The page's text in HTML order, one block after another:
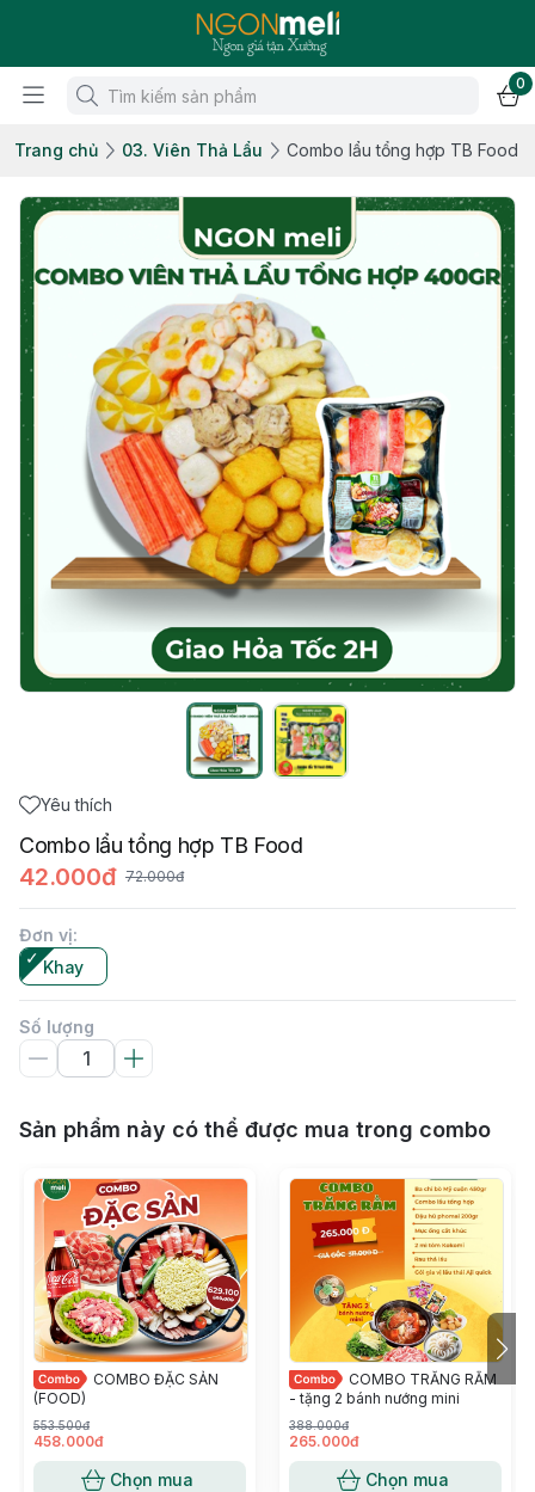
0
Trang chủ 03. Viên Thả Lẩu Combo lẩu tổng hợp TB Food
Yêu thích
Combo lẩu tổng hợp TB Food
42.000đ 72.000đ
Đơn vị:
Khay
Số lượng
Sản phẩm này có thể được mua trong combo
COMBO ĐẶC SẢN
(FOOD)
553.500đ
458.000đ
Chọn mua
COMBO TRĂNG RẰM
- tặng 2 bánh nướng mini
388.000đ
265.000đ
Chọn mua